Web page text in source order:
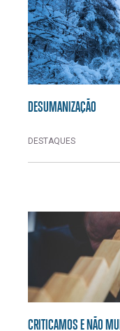
DESUMANIZAÇÃO
DESTAQUES
CRITICAMOS E NÃO